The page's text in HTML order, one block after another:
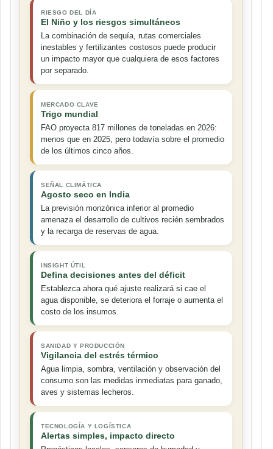
RIESGO DEL DÍA
El Niño y los riesgos simultáneos
La combinación de sequía, rutas comerciales
inestables y fertilizantes costosos puede producir
un impacto mayor que cualquiera de esos factores
por separado.
MERCADO CLAVE
Trigo mundial
FAO proyecta 817 millones de toneladas en 2026:
menos que en 2025, pero todavía sobre el promedio
de los últimos cinco años.
SEÑAL CLIMÁTICA
Agosto seco en India
La previsión monzónica inferior al promedio
amenaza el desarrollo de cultivos recién sembrados
y la recarga de reservas de agua.
INSIGHT ÚTIL
Defina decisiones antes del déficit
Establezca ahora qué ajuste realizará si cae el
agua disponible, se deteriora el forraje o aumenta el
costo de los insumos.
SANIDAD Y PRODUCCIÓN
Vigilancia del estrés térmico
Agua limpia, sombra, ventilación y observación del
consumo son las medidas inmediatas para ganado,
aves y sistemas lecheros.
TECNOLOGÍA Y LOGÍSTICA
Alertas simples, impacto directo